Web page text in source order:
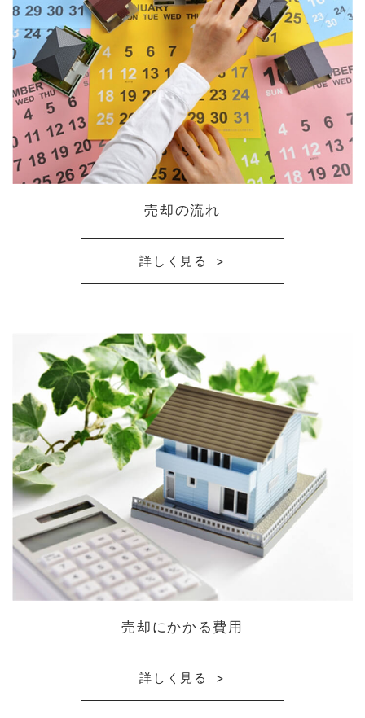
売却の流れ
詳しく見る
売却にかかる費用
詳しく見る